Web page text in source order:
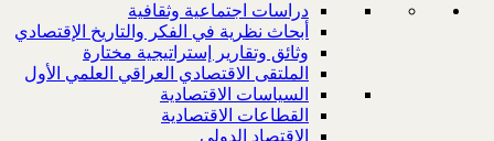
دراسات اجتماعية وثقافية
أبحاث نظرية في الفكر والتاريخ الإقتصادي
وثائق وتقارير إستراتيجية مختارة
الملتقى الاقتصادي العراقي العلمي الأول
السياسات الاقتصادية
القطاعات الاقتصادية
الاقتصاد الدولي